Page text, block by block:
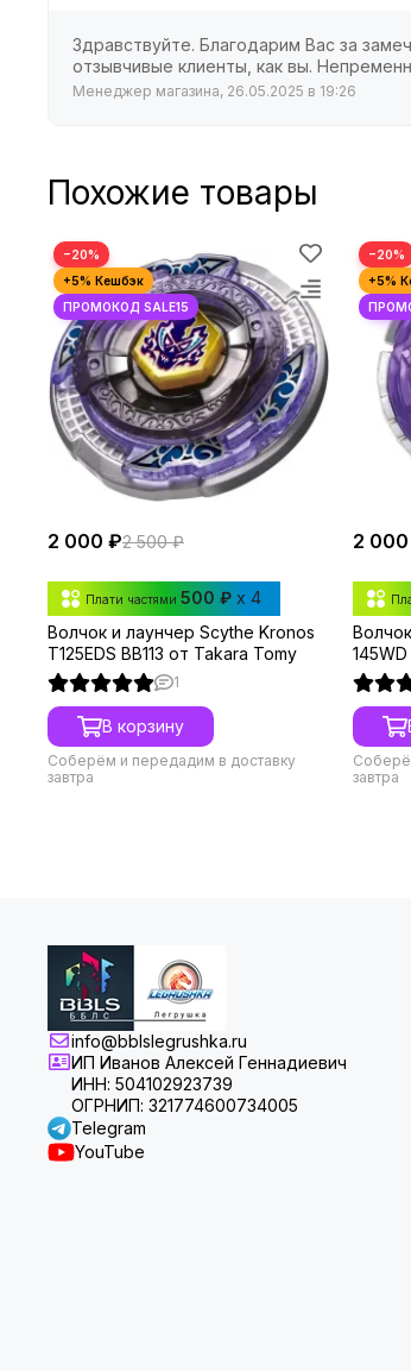
Здравствуйте. Благодарим Вас за
отзывчивые клиенты, как вы.
Менеджер магазина, 26.05.2025 в 19:26
Похожие товары
−20%
2 000 ₽2 500 ₽
Плати частями 500 ₽ x 4
Волчок и лаунчер Scythe Kronos
T125EDS BB113 от Takara Tomy
1
В корзину
Соберём и передадим в доставку
завтра
−20%
2
завтра
info@bblslegrushka.ru
ИП Иванов Алексей Геннадиевич
ИНН: 504102923739
ОГРНИП: 321774600734005
Telegram
YouTube